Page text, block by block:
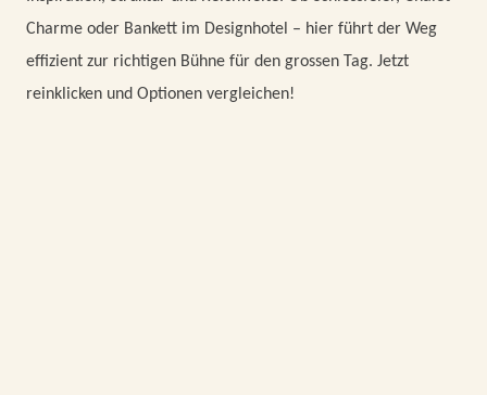
Charme oder Bankett im Designhotel – hier führt der Weg
effizient zur richtigen Bühne für den grossen Tag. Jetzt
reinklicken und Optionen vergleichen!